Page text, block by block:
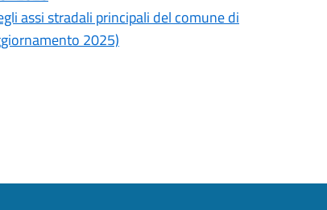
assi stradali principali del comune di
2025)